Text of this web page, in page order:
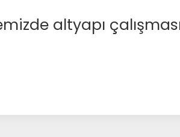
altyapı